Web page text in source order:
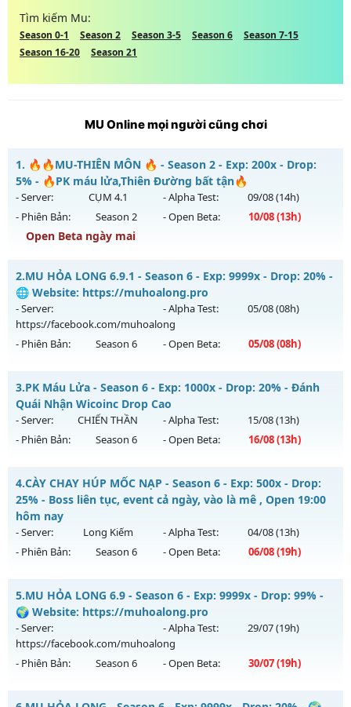
Tìm kiếm Mu:
Season 0-1 Season 2 Season 3-5 Season 6
Season 7-15
Season 16-20
Season 21
MU Online mọi người cũng chơi
1. 🔥🔥MU-THIÊN MÔN 🔥 - Season 2 - Exp: 200x - Drop:
5% - 🔥PK máu lửa,Thiên Đường bất tận🔥
- Server: CỤM 4.1 - Alpha Test: 09/08(14h)
- Phiên Bản:
Season 2 - Open Beta: 10/08(13h)
Open Beta ngày mai
🔥🔥MU-THIÊN MÔN 🔥 - 🔥PK máu lửa,Thiên Đường bất
tận🔥
Mu mới ra tháng 08 2026 - Mở máy chủ
CỤM 4.1vào 13h
ngày 10/08/2626
Exp: 200x - Drop: 5%
Thể loại: Mu Nguyên bản Webzen
Antihack: Sharkguard
2.MU HỎA LONG 6.9.1 - Season 6 - Exp: 9999x - Drop: 20% -
🌐 Website: https://muhoalong.pro
- Server:
https://facebook.com/muhoalong
- Alpha Test: 05/08(08h)
- Phiên Bản: Season 6 - Open Beta: 05/08(08h)
MU HỎA LONG 6.9.1 - 🌐 Website: https://muhoalong.pro
Mu mới ra tháng 08 2026 - Mở máy chủ
https://facebook.com/muhoalongvào 08h ngày
05/08/2626
Kiểu reset: Non Reset
Thể loại: Mu Nguyên bản Webzen
Antihack: XShield
3.PK Máu Lửa - Season 6 - Exp: 1000x - Drop: 20% - Đánh
Quái Nhận Wicoinc Drop Cao
- Server: CHIẾN THẦN - Alpha Test: 15/08(13h)
- Phiên Bản:
Season 6 - Open Beta: 16/08(13h)
PK Máu Lửa - Đánh Quái Nhận Wicoinc Drop Cao
Mu mới ra tháng 08 2026 - Mở máy chủCHIẾN THẦN vào
13h ngày 16/08/2626
Exp: 1000x - Drop: 20%
Thể loại: Mu Nguyên bản Webzen
Antihack: GameGuard
4.CÀY CHAY HÚP MỐC NẠP - Season 6 - Exp: 500x - Drop:
25% - Boss liên tục, event cả ngày, vào là mê , Open 19:00
hôm nay
- Server: Long Kiếm - Alpha Test: 04/08(13h)
- Phiên Bản:
Season 6 - Open Beta: 06/08(19h)
CÀY CHAY HÚP MỐC NẠP - Boss liên tục, event cả ngày, vào
là mê , Open 19:00 hôm nay
Mu mới ra tháng 08 2026 - Mở máy chủ
Long Kiếmvào 19h
ngày 06/08/2626
Exp: 500x - Drop: 25%
5.MU HỎA LONG 6.9 - Season 6 - Exp: 9999x - Drop: 99% -
🌍 Website: https://muhoalong.pro
- Server:
https://facebook.com/muhoalong
- Alpha Test: 29/07(19h)
- Phiên Bản: Season 6 - Open Beta: 30/07(19h)
MU HỎA LONG 6.9 - 🌍 Website: https://muhoalong.pro